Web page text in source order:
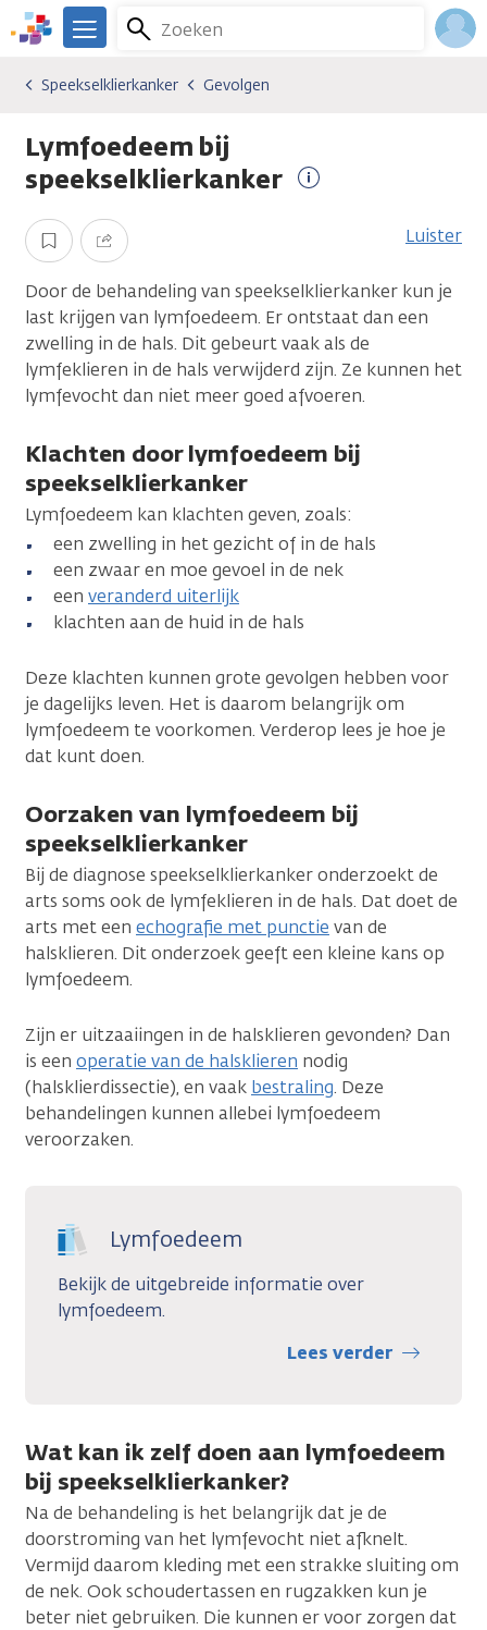
Overslaan
en
gaan
We
er
je.
Kanker.nl
Zoeken
Menu
Kankersoorten
Speekselklierkanker
Gevolgen
Speekselklierkanker Gevolgen
Lymfoedeem bij
speekselklierkanker
Opslaan Delen Luister
Door de behandeling van speekselklierkanker kun je
last krijgen van lymfoedeem. Er ontstaat dan een
zwelling in de hals. Dit gebeurt vaak als de
lymfeklieren in de hals verwijderd zijn. Ze kunnen het
lymfevocht dan niet meer goed afvoeren.
Klachten door lymfoedeem bij
speekselklierkanker
Lymfoedeem kan klachten geven, zoals:
een zwelling in het gezicht of in de hals
een zwaar en moe gevoel in de nek
een veranderd uiterlijk
klachten aan de huid in de hals
Deze klachten kunnen grote gevolgen hebben voor
je dagelijks leven. Het is daarom belangrijk om
lymfoedeem te voorkomen. Verderop lees je hoe je
dat kunt doen.
Oorzaken van lymfoedeem bij
speekselklierkanker
Bij de diagnose speekselklierkanker onderzoekt de
arts soms ook de lymfeklieren in de hals. Dat doet de
arts met een echografie met punctie van de
halsklieren. Dit onderzoek geeft een kleine kans op
lymfoedeem.
Zijn er uitzaaiingen in de halsklieren gevonden? Dan
is een operatie van de halsklieren nodig
(halsklierdissectie), en vaak bestraling. Deze
behandelingen kunnen allebei lymfoedeem
veroorzaken.
Lymfoedeem
Bekijk de uitgebreide informatie over
lymfoedeem.
Lees verder
Wat kan ik zelf doen aan lymfoedeem
bij speekselklierkanker?
Na de behandeling is het belangrijk dat je de
doorstroming van het lymfevocht niet afknelt.
Vermijd daarom kleding met een strakke sluiting om
de nek. Ook schoudertassen en rugzakken kun je
beter niet gebruiken. Die kunnen er voor zorgen dat